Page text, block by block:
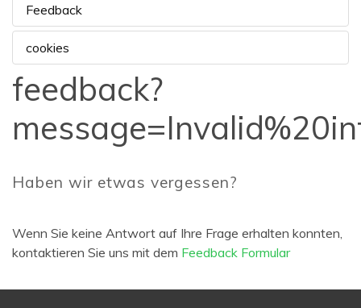
Feedback
cookies
feedback?
Haben wir etwas vergessen?
Wenn Sie keine Antwort auf Ihre Frage erhalten konnten,
kontaktieren Sie uns mit dem Feedback Formular